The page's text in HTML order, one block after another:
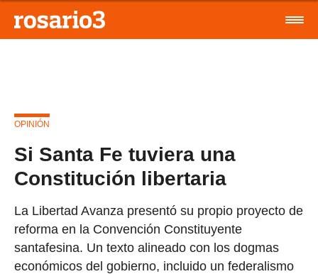
OPINIÓN
Si Santa Fe tuviera una
Constitución libertaria
La Libertad Avanza presentó su propio proyecto de
reforma en la Convención Constituyente
santafesina. Un texto alineado con los dogmas
económicos del gobierno, incluido un federalismo